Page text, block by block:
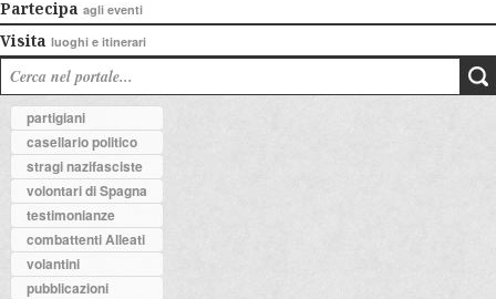
Partecipa agli eventi
Visita luoghi e itinerari
partigiani
casellario politico
stragi nazifasciste
volontari di Spagna
testimonianze
combattenti Alleati
volantini
pubblicazioni